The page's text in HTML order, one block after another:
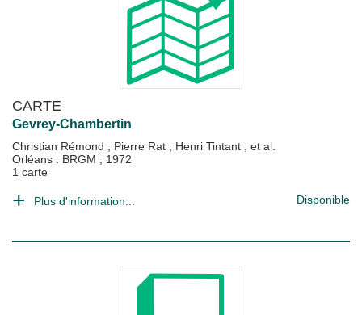
CARTE
Gevrey-Chambertin
Christian Rémond ; Pierre Rat ; Henri Tintant ; et al.
Orléans : BRGM ; 1972
1 carte
Plus d'information... Disponible